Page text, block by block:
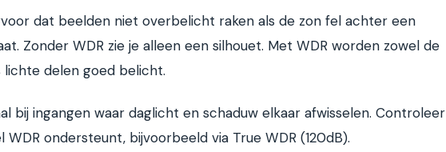
dat beelden niet overbelicht raken als de zon fel achter een
Zonder WDR zie je alleen een silhouet. Met WDR worden zowel de
lichte delen goed belicht.
bij ingangen waar daglicht en schaduw elkaar afwisselen. Controleer
ondersteunt, bijvoorbeeld via True WDR (120dB).